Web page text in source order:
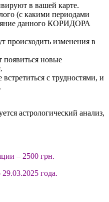
в вашей карте.
(с какими периодами
данного КОРИДОРА
происходить изменения в
появиться новые
с трудностями, и
астрологический анализ,
– 2500 грн.
года.